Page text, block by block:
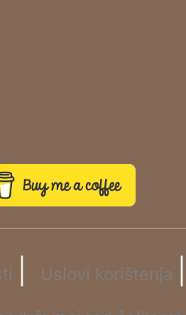
Uslovi korištenja